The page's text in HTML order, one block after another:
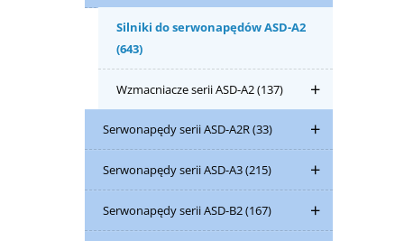
Silniki do serwonapędów ASD-A2
(643)
Wzmacniacze serii ASD-A2(137)
Serwonapędy serii ASD-A2R(33)
Serwonapędy serii ASD-A3(215)
Serwonapędy serii ASD-B2(167)